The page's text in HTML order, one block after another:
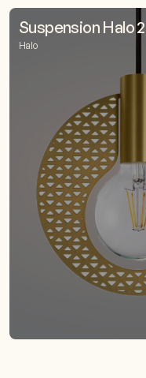
Suspension Halo
Halo